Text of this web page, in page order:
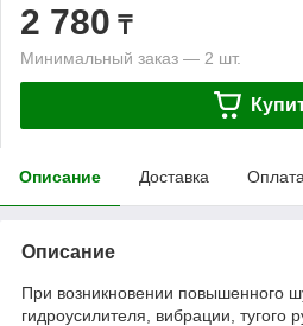
2 780 ₸
Минимальный заказ — 2 шт.
Описание Доставка Оплата
Описание
При возникновении повышенного
гидроусилителя, вибрации, тугого